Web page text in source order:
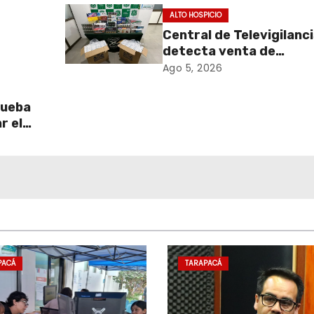
ALTO HOSPICIO
Central de
detecta venta de
cigarrillos de
Ago 5, 2026
el
TARAPACÁ